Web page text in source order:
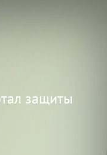
защиты